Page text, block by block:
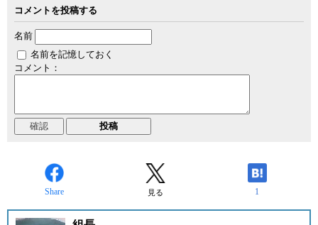
コメントを投稿する
名前
名前を記憶しておく
コメント：
Share 見る 1